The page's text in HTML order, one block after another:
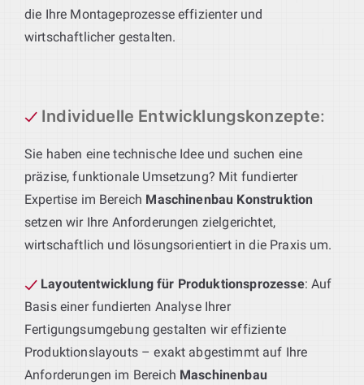
die Ihre Montageprozesse effizienter und
wirtschaftlicher gestalten.
Individuelle Entwicklungskonzepte:
Sie haben eine technische Idee und suchen eine
präzise, funktionale Umsetzung? Mit fundierter
Expertise im Bereich Maschinenbau Konstruktion
setzen wir Ihre Anforderungen zielgerichtet,
wirtschaftlich und lösungsorientiert in die Praxis um.
Layoutentwicklung für Produktionsprozesse: Auf
Basis einer fundierten Analyse Ihrer
Fertigungsumgebung gestalten wir effiziente
Produktionslayouts – exakt abgestimmt auf Ihre
Anforderungen im Bereich Maschinenbau